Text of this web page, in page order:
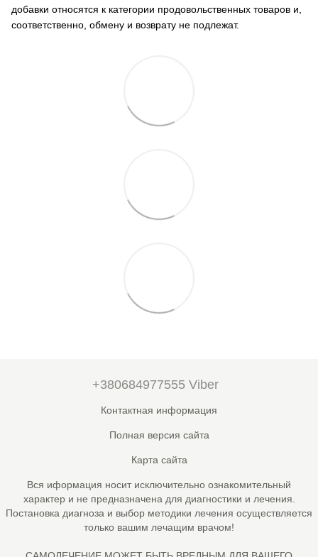
добавки относятся к категории продовольственных товаров и,
соответственно, обмену и возврату не подлежат.
+380684977555 Viber
Контактная информация
Полная версия сайта
Карта сайта
Вся иформация носит исключительно ознакомительный
характер и не предназначена для диагностики и лечения.
Постановка диагноза и выбор методики лечения осуществляется
только вашим лечащим врачом!